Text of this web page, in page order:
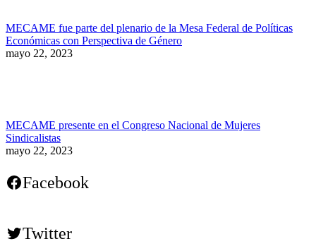
MECAME fue parte del plenario de la Mesa Federal de Políticas
Económicas con Perspectiva de Género
mayo 22, 2023
MECAME presente en el Congreso Nacional de Mujeres
Sindicalistas
mayo 22, 2023
Facebook
Twitter